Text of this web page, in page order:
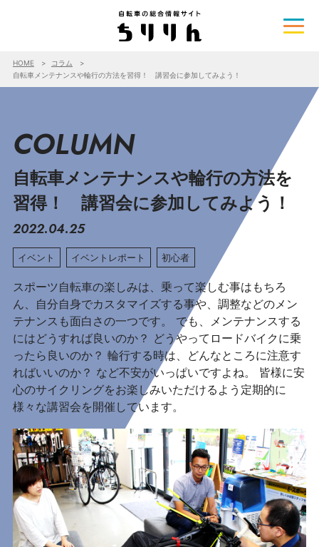
HOME
コラム
自転車メンテナンスや輪行の方法を習得！ 講習会に参加してみよう！
COLUMN
自転車メンテナンスや輪行の方法を
習得！ 講習会に参加してみよう！
2022.04.25
イベント イベントレポート 初心者
スポーツ自転車の楽しみは、乗って楽しむ事はもちろ
ん、自分自身でカスタマイズする事や、調整などのメン
テナンスも面白さの一つです。 でも、メンテナンスする
にはどうすれば良いのか？ どうやってロードバイクに乗
ったら良いのか？ 輪行する時は、どんなところに注意す
ればいいのか？ など不安がいっぱいですよね。 皆様に安
心のサイクリングをお楽しみいただけるよう定期的に
様々な講習会を開催しています。